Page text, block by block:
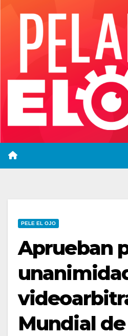
PELE EL OJO
Aprueban
Mundial